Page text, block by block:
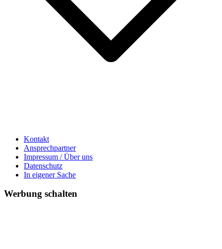
Kontakt
Ansprechpartner
Impressum / Über uns
Datenschutz
In eigener Sache
Werbung schalten